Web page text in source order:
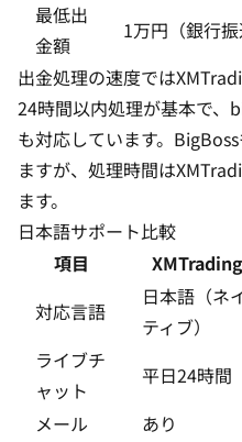
最低出
金額
1万円（銀行振
出金処理の速度では
24時間以内処理が基本で
も対応しています。
ますが、処理時間は
ます。
日本語サポート比較
項目
XMTrading
対応言語
日本語（ネ
ティブ）
ライブチ
ャット
平日24時間
メール
あり